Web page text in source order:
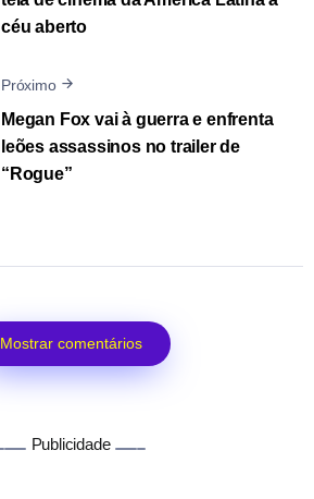
céu aberto
Próximo
Megan Fox vai à guerra e enfrenta
leões assassinos no trailer de
“Rogue”
Mostrar comentários
Publicidade